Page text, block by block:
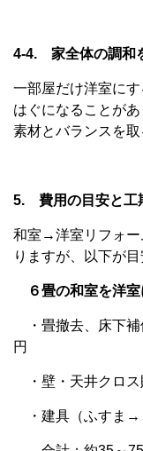
4-4. 家全体の調和
一部屋だけ洋室に
はぐになることが
素材とバランスを取
5. 費用の目安と工
和室→洋室リフォー
りますが、以下が目
６畳の和室を洋
・畳撤去、床下補
円
・壁・天井クロス
・建具（ふすま→